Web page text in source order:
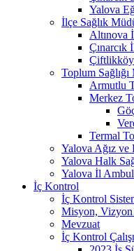
Yalova
İlçe Sağlık
Altınova
Çınarcık
Çiftlikköy
Toplum
Armutlu
Merkez
Termal
Yalova Ağız ve
Yalova Halk
Yalova İl
İç Kontrol
İç Kontrol
Misyon, Vizyon
Mevzuat
İç Kontrol